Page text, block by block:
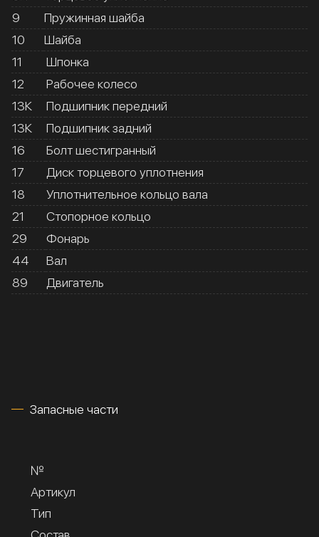
9
Пружинная шайба
10
Шайба
11
Шпонка
12
Рабочее колесо
13К
Подшипник передний
13К
Подшипник задний
16
Болт шестигранный
17
Диск торцевого уплотнения
18
Уплотнительное кольцо вала
21
Стопорное кольцо
29
Фонарь
44
Вал
89
Двигатель
Запасные части
№
Артикул
Тип